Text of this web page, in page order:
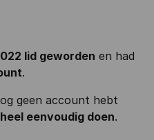
lid geworden en had
.
geen account hebt
eenvoudig doen.